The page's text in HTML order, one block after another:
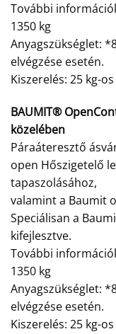
További
1350 kg
Anyagszükséglet:
elvégzése esetén.
Kiszerelés: 25 kg-
BAUMIT®
közelében
Páraáteresztő
open Hőszigetelő
tapaszolásához,
valamint a Baumit
Speciálisan a
kifejlesztve.
További
1350 kg
Anyagszükséglet:
elvégzése esetén.
Kiszerelés: 25 kg-